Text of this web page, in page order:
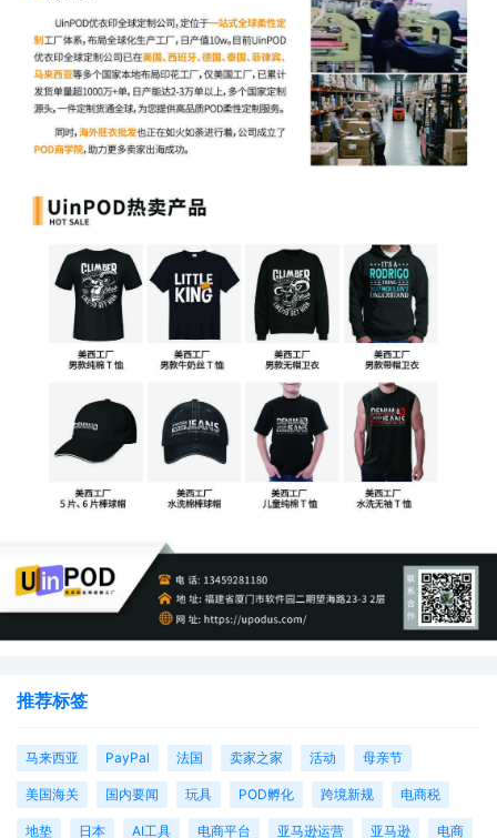
推荐标签
马来西亚 PayPal 法国 卖家之家 活动 母亲节
美国海关 国内要闻 玩具 POD孵化 跨境新规 电商税
地垫 日本 AI工具 电商平台 亚马逊运营 亚马逊 电商